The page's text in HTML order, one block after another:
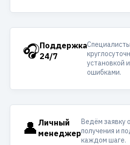
🎧Поддержка
24/7
установкой
ошибками.
👤 Личный
менеджер
Ведём заявку
получения и
каждом шаге.